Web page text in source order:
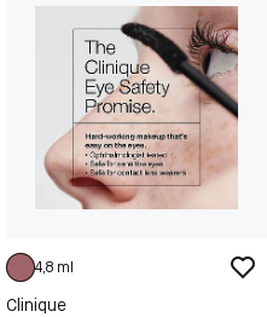
4,8 ml
Clinique